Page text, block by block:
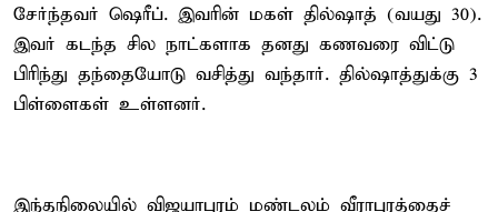
சேர்ந்தவர் ஷெரீப். இவரின் மகள் தில்ஷாத் (வயது 30).
இவர் கடந்த சில நாட்களாக தனது கணவரை விட்டு
பிரிந்து தந்தையோடு வசித்து வந்தார். தில்ஷாத்துக்கு 3
பிள்ளைகள் உள்ளனர்.
இந்தநிலையில் விஜயாபுரம் மண்டலம் வீராபுரத்தைச்